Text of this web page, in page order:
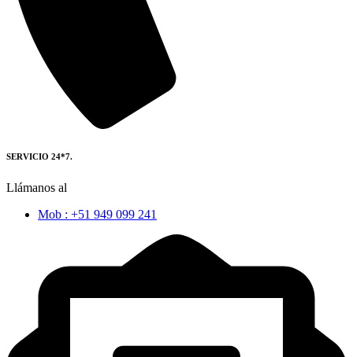
SERVICIO 24*7.
Llámanos al
Mob : +51 949 099 241